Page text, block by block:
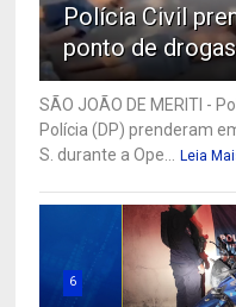
Polícia Civil
ponto de
SÃO JOÃO DE MERITI -
Polícia (DP) prenderam
S. durante a Ope...
Leia
6